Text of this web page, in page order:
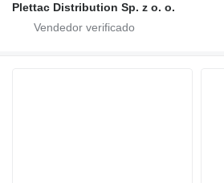
Plettac Distribution Sp. z o. o.